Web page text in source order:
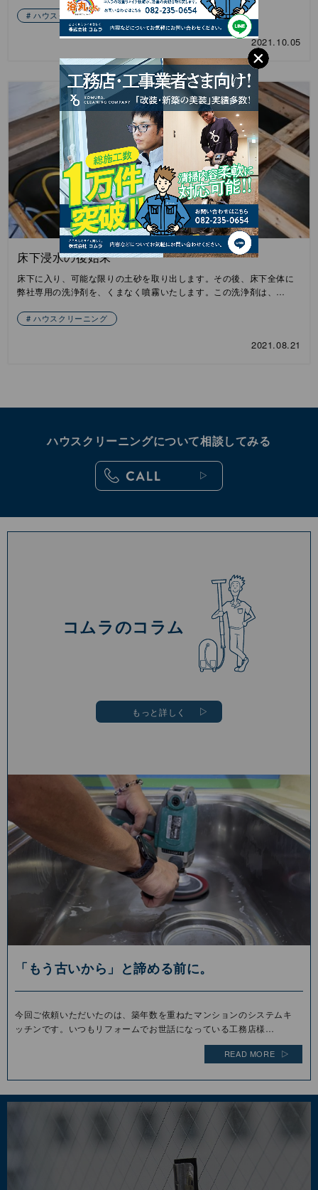
ハウスクリーニング
2021.10.05
床下浸水の後始末
床下に入り、可能な限りの土砂を取り出します。その後、床下全体に
弊社専用の洗浄剤を、くまなく噴霧いたします。この洗浄剤は、…
ハウスクリーニング
2021.08.21
ハウスクリーニングについて相談してみる
コムラのコラム
もっと詳しく
「もう古いから」と諦める前に。
今回ご依頼いただいたのは、築年数を重ねたマンションのシステムキ
ッチンです。いつもリフォームでお世話になっている工務店様…
READ MORE